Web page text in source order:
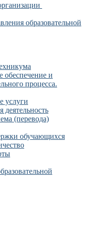
образовательной
обеспечение и
процесса.
услуги
деятельность
(перевода)
обучающихся